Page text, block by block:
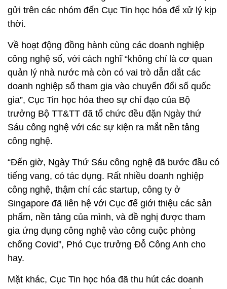
làm việc trực tuyến nhanh, hiệu quả trong khoảng
15-30 phút.
Chủ động tạo lập các nhóm làm việc trực tiếp giữa
cán bộ của Cục với các cán bộ của sở, đơn vị
chuyên trách CNTT, thời gian qua, Cục đã tổ chức
được các buổi đào tạo cả trực tiếp và trực tuyến với
100 chuyên gia về CNTT của các sở, đơn vị chuyên
trách, qua đó thiết lập được mạng lưới mà gần như
tất cả các vấn đề vướng mắc cần tháo gỡ sẽ được
gửi trên các nhóm đến Cục Tin học hóa để xử lý kịp
Về hoạt động đồng hành cùng các doanh nghiệp
công nghệ số, với cách nghĩ “không chỉ là cơ quan
quản lý nhà nước mà còn có vai trò dẫn dắt các
doanh nghiệp số tham gia vào chuyển đổi số quốc
gia”, Cục Tin học hóa theo sự chỉ đạo của Bộ
trưởng Bộ TT&TT đã tổ chức đều đặn Ngày thứ
Sáu công nghệ với các sự kiện ra mắt nền tảng